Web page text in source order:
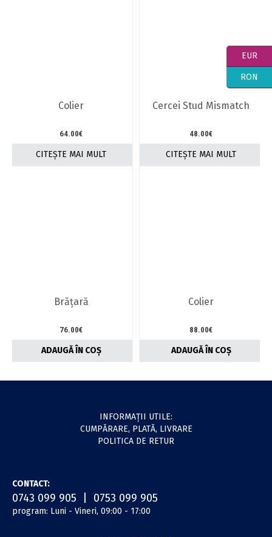
Colier
64.00€
CITEȘTE MAI MULT
Cercei Stud Mismatch
48.00€
CITEȘTE MAI MULT
Brăţară
76.00€
ADAUGĂ ÎN COȘ
Colier
88.00€
ADAUGĂ ÎN COȘ
INFORMAŢII UTILE:
CUMPĂRARE, PLATĂ, LIVRARE
POLITICA DE RETUR
CONTACT:
0743 099 905 | 0753 099 905
program: Luni - Vineri, 09:00 - 17:00
EUR
RON